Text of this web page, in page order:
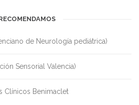
de Neurología pediátrica)
Sensorial Valencia)
Clínicos Benimaclet